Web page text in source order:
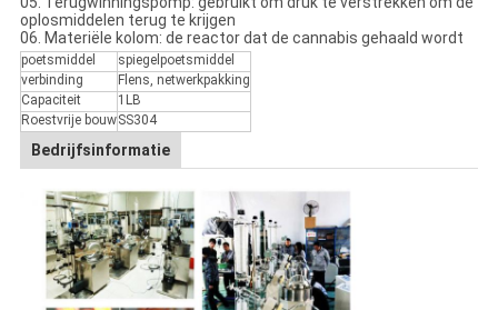
oplosmiddelen terug te krijgen
06. Materiële kolom: de reactor dat de cannabis gehaald wordt
poetsmiddel
spiegelpoetsmiddel
verbinding
Flens, netwerkpakking
Capaciteit
1LB
Roestvrije bouwSS304
Bedrijfsinformatie